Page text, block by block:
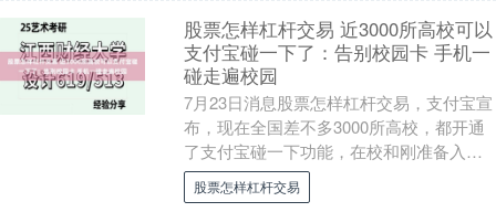
股票怎样杠杆交易 近3000所高校可以
支付宝碰一下了：告别校园卡 手机一
碰走遍校园
7月23日消息股票怎样杠杆交易，支付宝宣
布，现在全国差不多3000所高校，都开通
了支付宝碰一下功能，在校和刚准备入学
的学生，开学之后就能用上，覆盖校园里
大多数日....
股票怎样杠杆交易